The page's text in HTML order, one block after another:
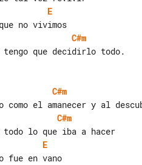
E
C#m
tengo que decidirlo todo.
C#m
C#m
E